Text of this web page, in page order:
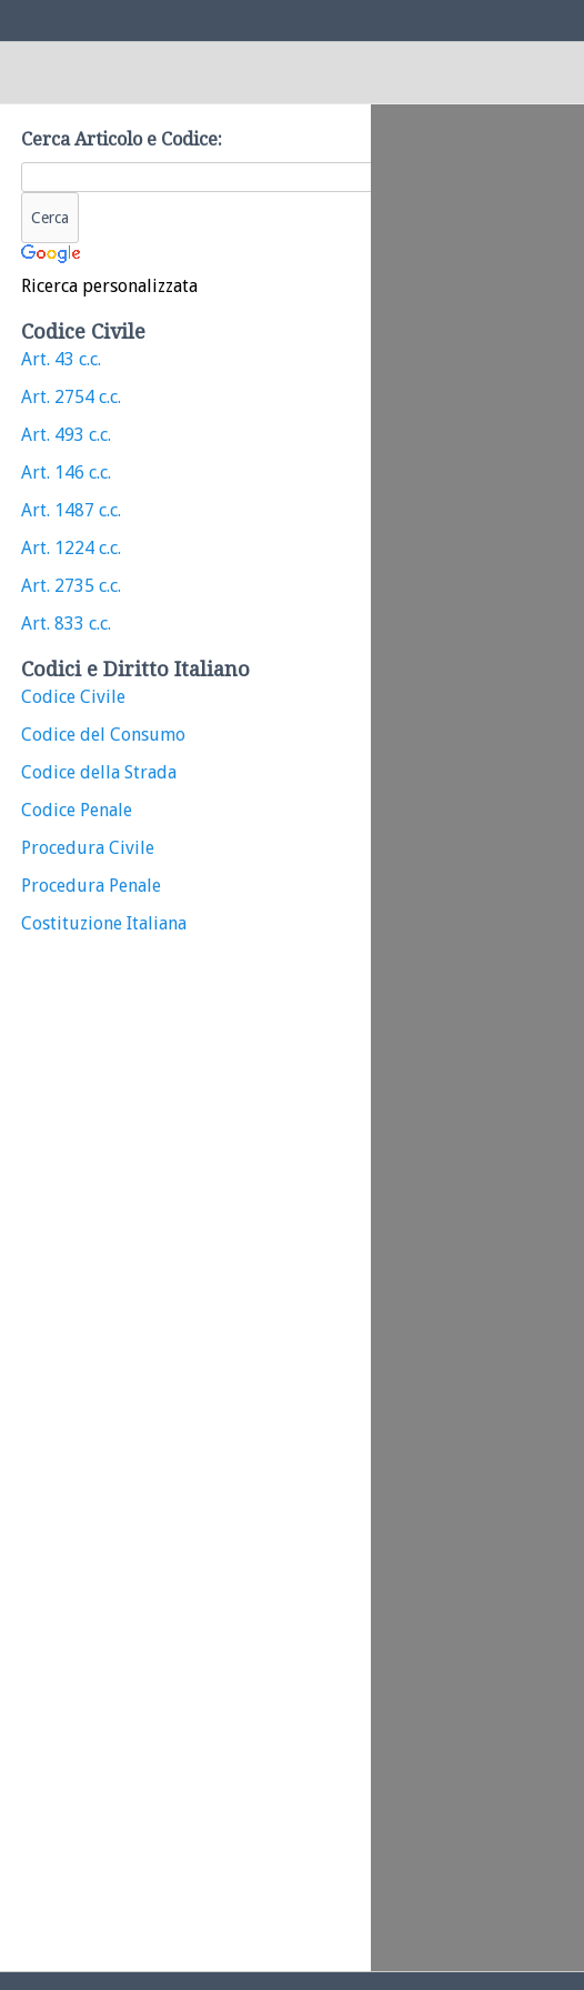
Cerca Articolo e Codice:
Ricerca personalizzata
Codice Civile
Art. 43 c.c.
Art. 2754 c.c.
Art. 493 c.c.
Art. 146 c.c.
Art. 1487 c.c.
Art. 1224 c.c.
Art. 2735 c.c.
Art. 833 c.c.
Codici e Diritto Italiano
Codice Civile
Codice del Consumo
Codice della Strada
Codice Penale
Procedura Civile
Procedura Penale
Costituzione Italiana